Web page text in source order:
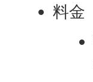
料金